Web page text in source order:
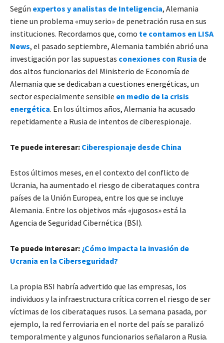
Según expertos y analistas de Inteligencia, Alemania
tiene un problema «muy serio» de penetración rusa en sus
instituciones. Recordamos que, como te contamos en LISA
News, el pasado septiembre, Alemania también abrió una
investigación por las supuestas conexiones con Rusia de
dos altos funcionarios del Ministerio de Economía de
Alemania que se dedicaban a cuestiones energéticas, un
sector especialmente sensible en medio de la crisis
energética. En los últimos años, Alemania ha acusado
repetidamente a Rusia de intentos de ciberespionaje.
Te puede interesar: Ciberespionaje desde China
Estos últimos meses, en el contexto del conflicto de
Ucrania, ha aumentado el riesgo de ciberataques contra
países de la Unión Europea, entre los que se incluye
Alemania. Entre los objetivos más «jugosos» está la
Agencia de Seguridad Cibernética (BSI).
Te puede interesar: ¿Cómo impacta la invasión de
Ucrania en la Ciberseguridad?
La propia BSI habría advertido que las empresas, los
individuos y la infraestructura crítica corren el riesgo de ser
víctimas de los ciberataques rusos. La semana pasada, por
ejemplo, la red ferroviaria en el norte del país se paralizó
temporalmente y algunos funcionarios señalaron a Rusia.